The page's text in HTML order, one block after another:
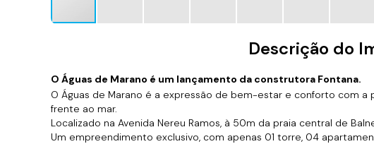
Descrição do
O Águas de Marano é um lançamento da construtora Fontana.
O Águas de Marano é a expressão de bem-estar e conforto com
frente ao mar.
Localizado na Avenida Nereu Ramos, à 50m da praia central de
Um empreendimento exclusivo, com apenas 01 torre, 04